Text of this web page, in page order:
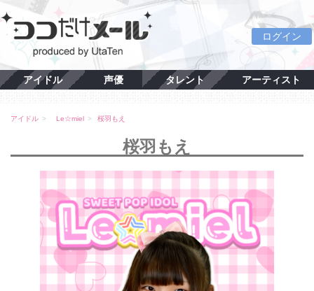
ログイン
アイドル 声優 タレント アーティスト
アイドル Le☆miel 桜羽もえ
桜羽もえ